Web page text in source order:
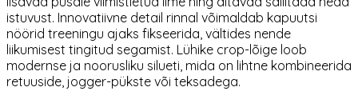
istuvust. Innovatiivne detail rinnal võimaldab kapuutsi
nöörid treeningu ajaks fikseerida, vältides nende
liikumisest tingitud segamist. Lühike crop-lõige loob
modernse ja noorusliku silueti, mida on lihtne kombineerida
retuuside, jogger-pükste või teksadega.